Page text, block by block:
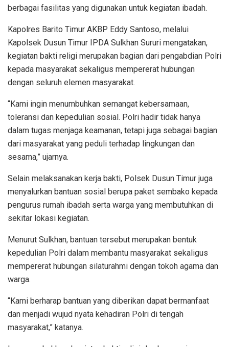
berbagai fasilitas yang digunakan untuk kegiatan ibadah.
Kapolres Barito Timur AKBP Eddy Santoso, melalui
Kapolsek Dusun Timur IPDA Sulkhan Sururi mengatakan,
kegiatan bakti religi merupakan bagian dari pengabdian Polri
kepada masyarakat sekaligus mempererat hubungan
dengan seluruh elemen masyarakat.
“Kami ingin menumbuhkan semangat kebersamaan,
toleransi dan kepedulian sosial. Polri hadir tidak hanya
dalam tugas menjaga keamanan, tetapi juga sebagai bagian
dari masyarakat yang peduli terhadap lingkungan dan
sesama,” ujarnya.
Selain melaksanakan kerja bakti, Polsek Dusun Timur juga
menyalurkan bantuan sosial berupa paket sembako kepada
pengurus rumah ibadah serta warga yang membutuhkan di
sekitar lokasi kegiatan.
Menurut Sulkhan, bantuan tersebut merupakan bentuk
kepedulian Polri dalam membantu masyarakat sekaligus
mempererat hubungan silaturahmi dengan tokoh agama dan
warga.
“Kami berharap bantuan yang diberikan dapat bermanfaat
dan menjadi wujud nyata kehadiran Polri di tengah
masyarakat,” katanya.